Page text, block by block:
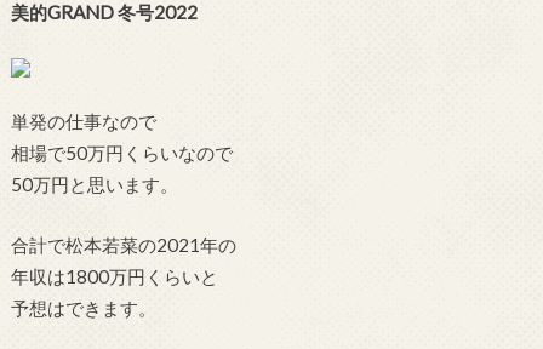
美的GRAND 冬号2022
単発の仕事なので
相場で50万円くらいなので
50万円と思います。
合計で松本若菜の2021年の
年収は1800万円くらいと
予想はできます。